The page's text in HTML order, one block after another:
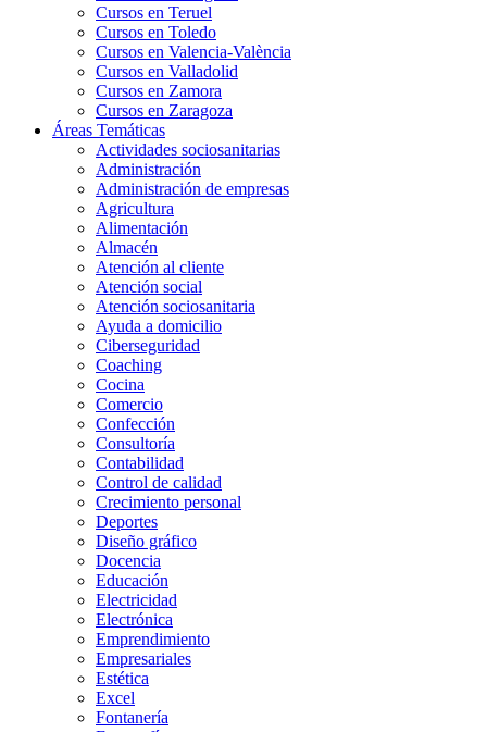
Cursos en Teruel
Cursos en Toledo
Cursos en Valencia-València
Cursos en Valladolid
Cursos en Zamora
Cursos en Zaragoza
Áreas Temáticas
Actividades sociosanitarias
Administración
Administración de empresas
Agricultura
Alimentación
Almacén
Atención al cliente
Atención social
Atención sociosanitaria
Ayuda a domicilio
Ciberseguridad
Coaching
Cocina
Comercio
Confección
Consultoría
Contabilidad
Control de calidad
Crecimiento personal
Deportes
Diseño gráfico
Docencia
Educación
Electricidad
Electrónica
Emprendimiento
Empresariales
Estética
Excel
Fontanería